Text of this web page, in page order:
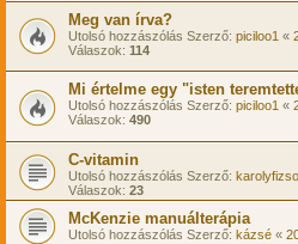
Meg van írva?
Utolsó hozzászólás Szerző: piciloo1 «
Válaszok: 114
Mi értelme egy "isten
Utolsó hozzászólás Szerző: piciloo1 «
Válaszok: 490
C-vitamin
Utolsó hozzászólás Szerző:
Válaszok: 23
McKenzie manuálterápia
Utolsó hozzászólás Szerző: kázsé «